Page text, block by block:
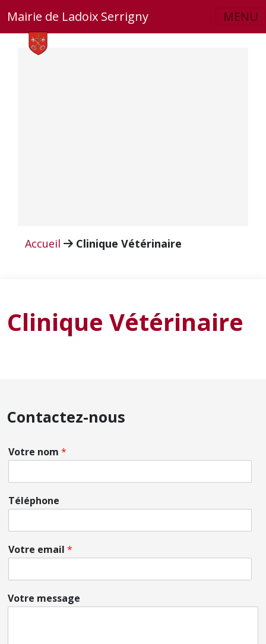
Mairie de Ladoix Serrigny MENU
Accueil Clinique Vétérinaire
Clinique Vétérinaire
Contactez-nous
Votre nom *
Téléphone
Votre email *
Votre message